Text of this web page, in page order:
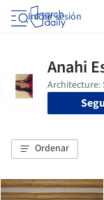
Iniciar sesión
Ordenar